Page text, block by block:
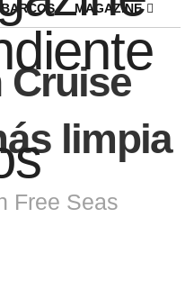
BARCOS MAGAZINE
Cruise
limpia
Free Seas